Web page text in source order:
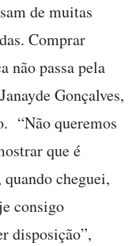
de muitas
Comprar
não passa pela
Gonçalves,
“Não queremos
que é
cheguei,
consigo
disposição”,